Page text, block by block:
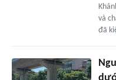
và
đã